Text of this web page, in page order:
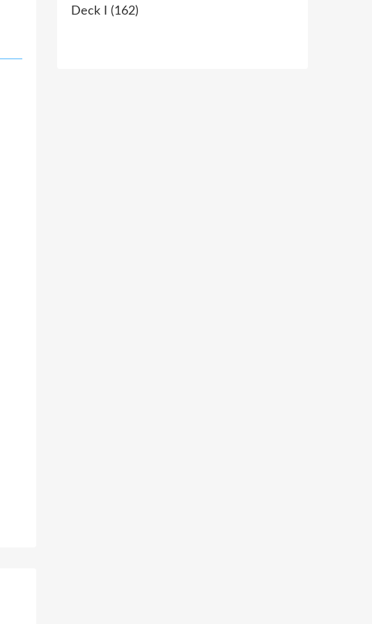
Deck I (162)